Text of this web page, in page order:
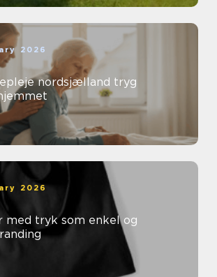
2026
nordsjælland tryg
2026
med tryk som enkel og